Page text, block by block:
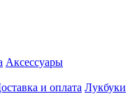
Аксесcуары
и оплата Лукбуки